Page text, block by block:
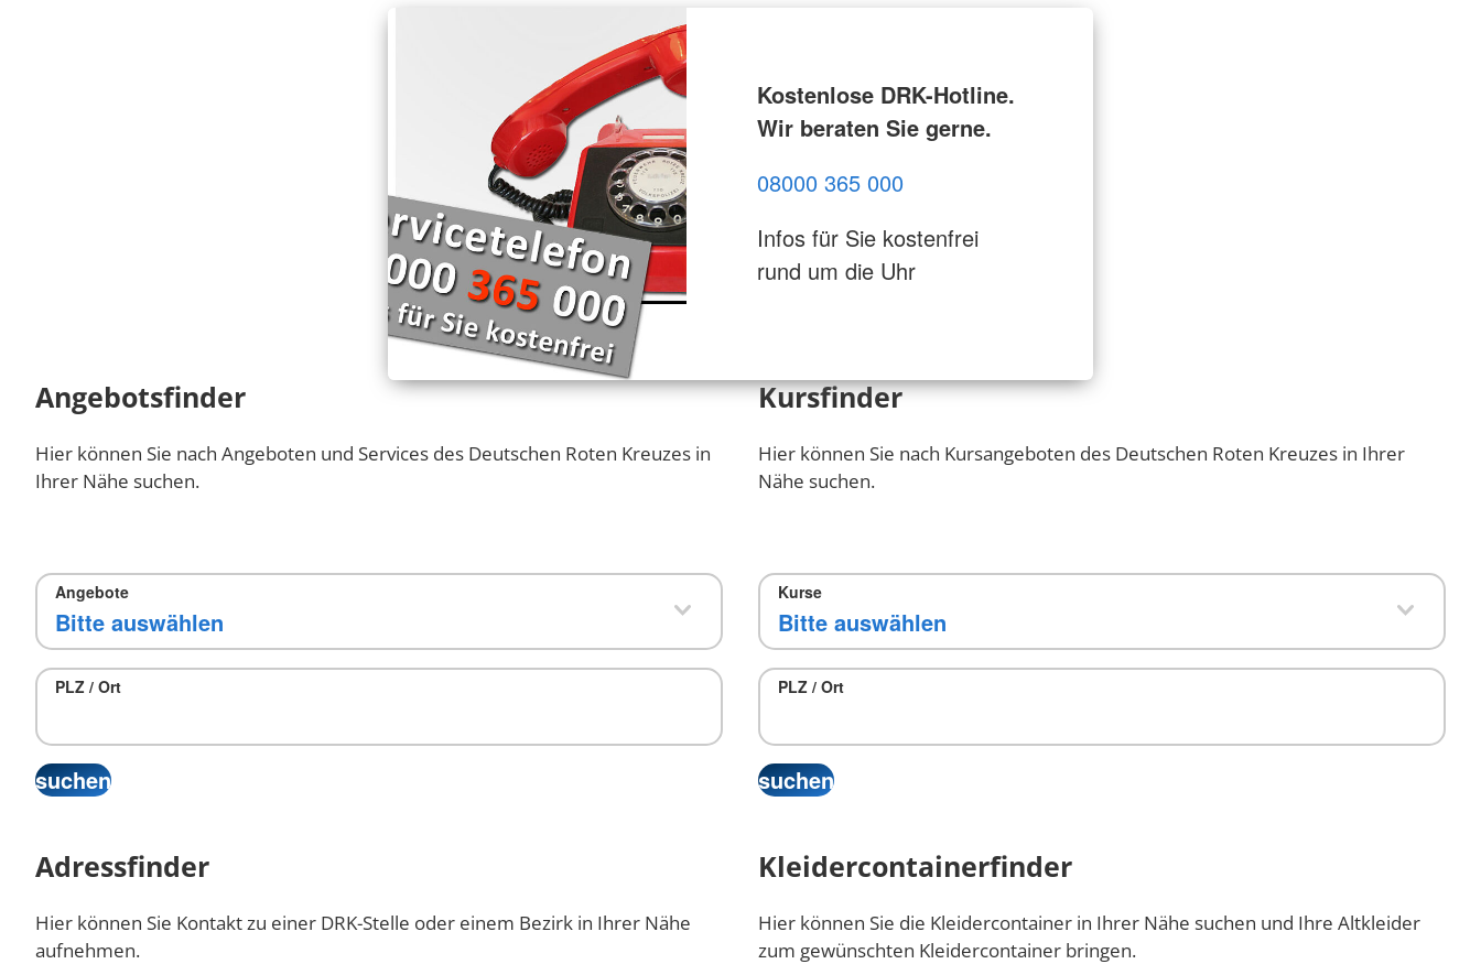
Kostenlose DRK-Hotline.
Wir beraten Sie gerne.
08000 365 000
Infos für Sie kostenfrei
rund um die Uhr
Angebotsfinder
Hier können Sie nach Angeboten und Services des Deutschen Roten Kreuzes in
Ihrer Nähe suchen.
Angebote
PLZ / Ort
Adressfinder
Hier können Sie Kontakt zu einer DRK-Stelle oder einem Bezirk in Ihrer Nähe
aufnehmen.
Kursfinder
Hier können Sie nach Kursangeboten des Deutschen Roten Kreuzes in Ihrer
Nähe suchen.
Kurse
PLZ / Ort
Kleidercontainerfinder
Hier können Sie die Kleidercontainer in Ihrer Nähe suchen und Ihre Altkleider
zum gewünschten Kleidercontainer bringen.